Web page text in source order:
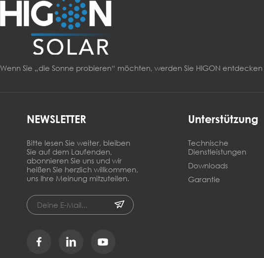
Wenn Sie „die Sonne probieren“ möchten, werden Sie HIGON entdecken
NEWSLETTER
Bitte lesen Sie weiter, bleiben
Sie auf dem Laufenden,
abonnieren Sie uns und wir
heißen Sie herzlich willkommen,
uns Ihre Meinung mitzuteilen.
Unterstützung
Technische
Dienstleistungen
Downloads
Garantie